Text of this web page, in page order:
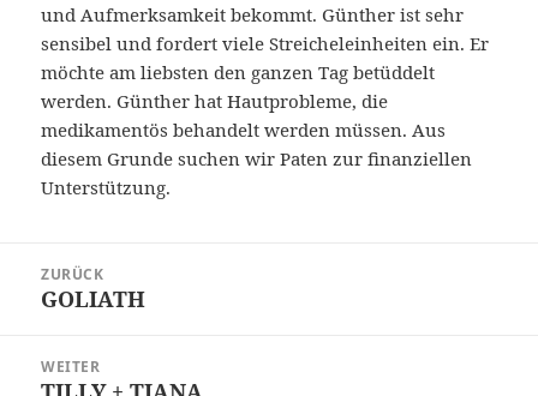
und Aufmerksamkeit bekommt. Günther ist sehr
sensibel und fordert viele Streicheleinheiten ein. Er
möchte am liebsten den ganzen Tag betüddelt
werden. Günther hat Hautprobleme, die
medikamentös behandelt werden müssen. Aus
diesem Grunde suchen wir Paten zur finanziellen
Unterstützung.
ZURÜCK
Vorheriger
GOLIATH
WEITER
Nächster